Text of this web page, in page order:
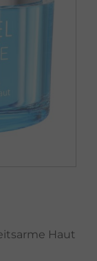
Haut